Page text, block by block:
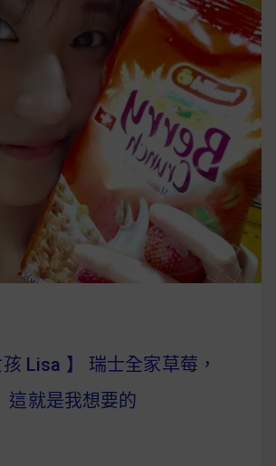
孩 Lisa 】 瑞士全家草莓，
這就是我想要的